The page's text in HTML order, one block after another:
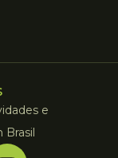
e
Brasil